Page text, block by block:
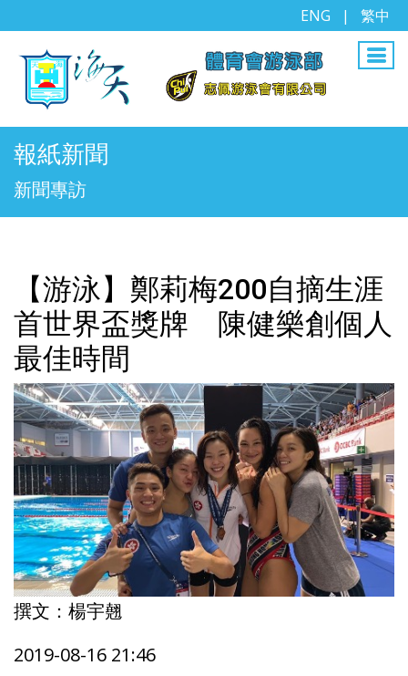
ENG | 繁中
報紙新聞
新聞專訪
【游泳】鄭莉梅200自摘生涯
首世界盃獎牌 陳健樂創個人
最佳時間
撰文：楊宇翹
2019-08-16 21:46